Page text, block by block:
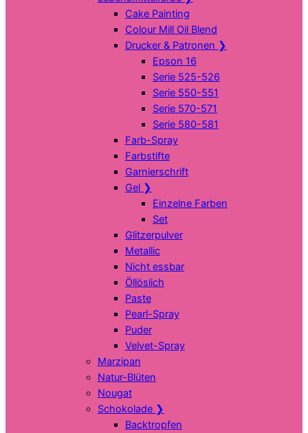
Cake Painting
Colour Mill Oil Blend
Drucker & Patronen ❯
Epson 16
Serie 525-526
Serie 550-551
Serie 570-571
Serie 580-581
Farb-Spray
Farbstifte
Garnierschrift
Gel ❯
Einzelne Farben
Set
Glitzerpulver
Metallic
Nicht essbar
Öllöslich
Paste
Pearl-Spray
Puder
Velvet-Spray
Marzipan
Natur-Blüten
Nougat
Schokolade ❯
Backtropfen